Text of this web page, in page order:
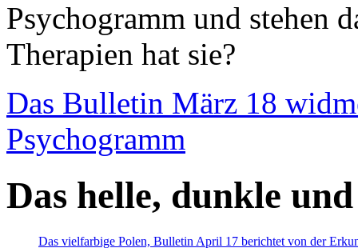
Psychogramm und stehen
Therapien hat sie?
Das Bulletin März 18
Psychogramm
Das helle, dunkle
Das vielfarbige Polen, Bulletin April 17 berichtet von der